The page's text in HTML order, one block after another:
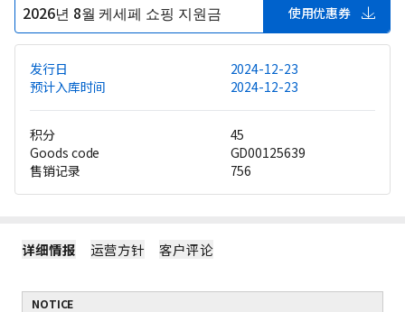
2026년 8월 케세페 쇼핑 지원금 使用优惠券
发行日
2024-12-23
预计入库时间
2024-12-23
积分
45
Goods code
GD00125639
售销记录
756
详细情报 运营方针 客户评论
NOTICE